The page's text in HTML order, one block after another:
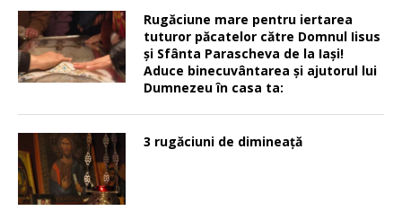
Rugăciune mare pentru iertarea
tuturor păcatelor către Domnul Iisus
şi Sfânta Parascheva de la Iaşi!
Aduce binecuvântarea şi ajutorul lui
Dumnezeu în casa ta:
3 rugăciuni de dimineață